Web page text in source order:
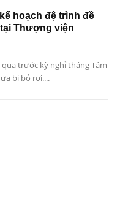
hoạch đệ trình đề
Thượng viện
trước kỳ nghỉ tháng Tám
bị bỏ rơi....